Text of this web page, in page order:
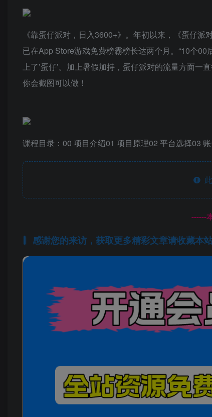
《靠蛋仔派对，日入3600+》。年初以来，《蛋仔
已在App Store游戏免费榜霸榜长达两个月。“10个
上了’蛋仔’。加上暑假加持，蛋仔派对的流量方面一
你会截图可以做！
课程目录：00 项目介绍01 项目原理02 平台选择03
------
感谢您的来访，获取更多精彩文章请收藏本站